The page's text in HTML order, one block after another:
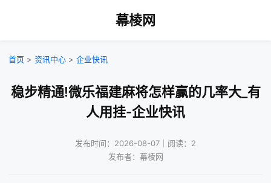
幕棱网
首页 > 资讯中心 > 企业快讯
稳步精通!微乐福建麻将怎样赢的几率大_有
人用挂-企业快讯
发布时间：2026-08-07｜阅读：2
发布者：幕棱网